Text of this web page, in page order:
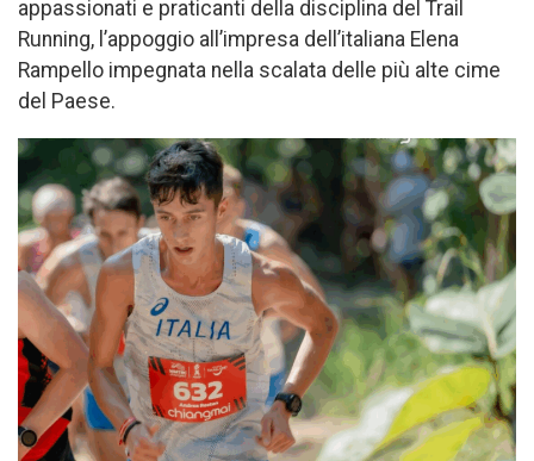
appassionati e praticanti della disciplina del Trail
Running, l’appoggio all’impresa dell’italiana Elena
Rampello impegnata nella scalata delle più alte cime
del Paese.